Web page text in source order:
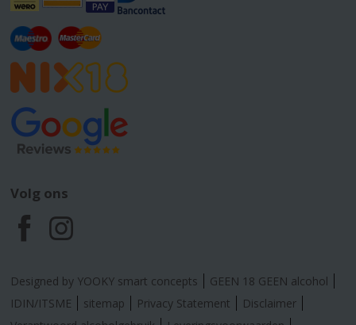
Volg ons
F
a
c
I
n
s
Designed by YOOKY smart concepts
GEEN 18 GEEN alcohol
IDIN/ITSME
sitemap Privacy Statement
Disclaimer